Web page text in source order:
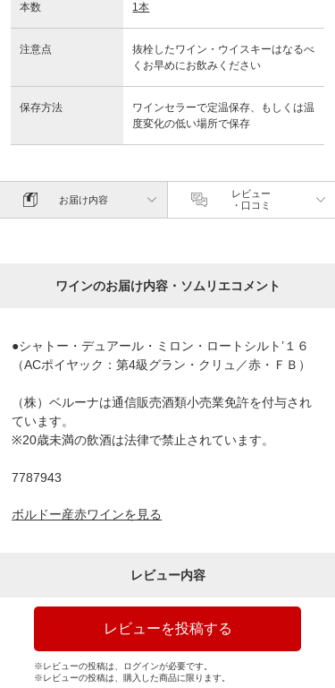
本数 1本
注意点
抜栓したワイン・ウイスキーはなるべ
くお早めにお飲みください
保存方法
ワインセラーで定温保存、もしくは温
度変化の低い場所で保存
お届け内容
レビュー
・口コミ
ワインのお届け内容・ソムリエコメント
●シャトー・デュアール・ミロン・ロートシルト’１６
（ACポイヤック：第4級グラン・クリュ／赤・ＦＢ）
（株）ベルーナは通信販売酒類小売業免許を付与され
ています。
※20歳未満の飲酒は法律で禁止されています。
7787943
ボルドー産赤ワインを見る
レビュー内容
レビューを投稿する
※レビューの投稿は、ログインが必要です。
※レビューの投稿は、購入した商品に限ります。